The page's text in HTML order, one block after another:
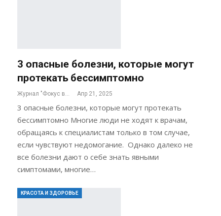
3 опасные болезни, которые могут
протекать бессимптомно
Журнал "Фокус внимания" Апр 21, 2025
3 опасные болезни, которые могут протекать
бессимптомно Многие люди не ходят к врачам,
обращаясь к специалистам только в том случае,
если чувствуют недомогание. Однако далеко не
все болезни дают о себе знать явными
симптомами, многие…
КРАСОТА И ЗДОРОВЬЕ